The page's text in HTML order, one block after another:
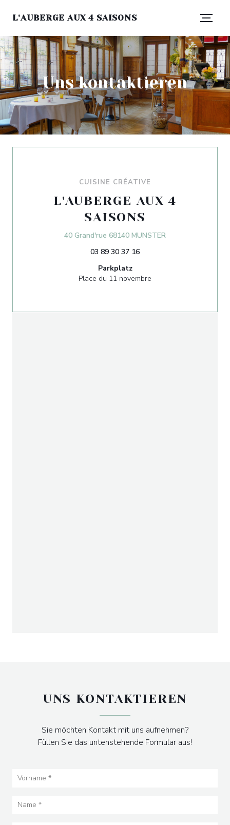
L'AUBERGE AUX 4 SAISONS
Uns kontaktieren
CUISINE CRÉATIVE
L'AUBERGE AUX 4
SAISONS
40 Grand'rue 68140 MUNSTER((öffnet ein neues
03 89 30 37 16
Parkplatz
Place du 11 novembre
UNS KONTAKTIEREN
Sie möchten Kontakt mit uns aufnehmen?
Füllen Sie das untenstehende Formular aus!